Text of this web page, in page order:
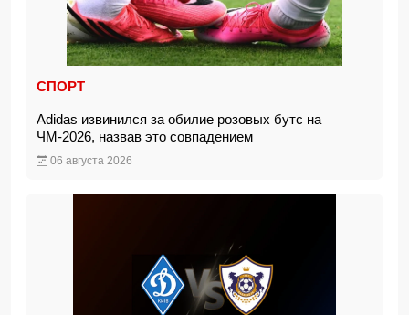
СПОРТ
Adidas извинился за обилие розовых бутс на
ЧМ-2026, назвав это совпадением
06 августа 2026